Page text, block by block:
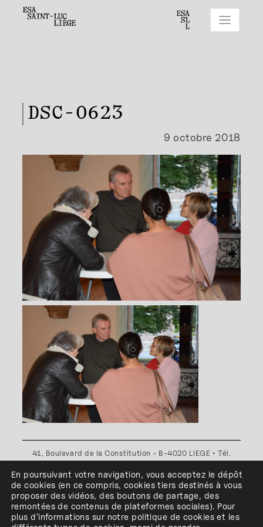
DSC-0623
9 octobre 2018
41, Boulevard de la Constitution - B-4020 LIEGE • Tél.
Plan d'accès•Politique de confidentialité•Politique de
cookies•Conditions générales
l'ESA Saint-Luc Liège est membre du
En poursuivant votre navigation, vous acceptez le dépôt
de cookies (en ce compris, cookiestiers destinés à vous
proposer des vidéos, des boutons de partage, des
remontées de contenus de plateformes sociales). Pour
plus d’informations sur notre politique de cookies et les